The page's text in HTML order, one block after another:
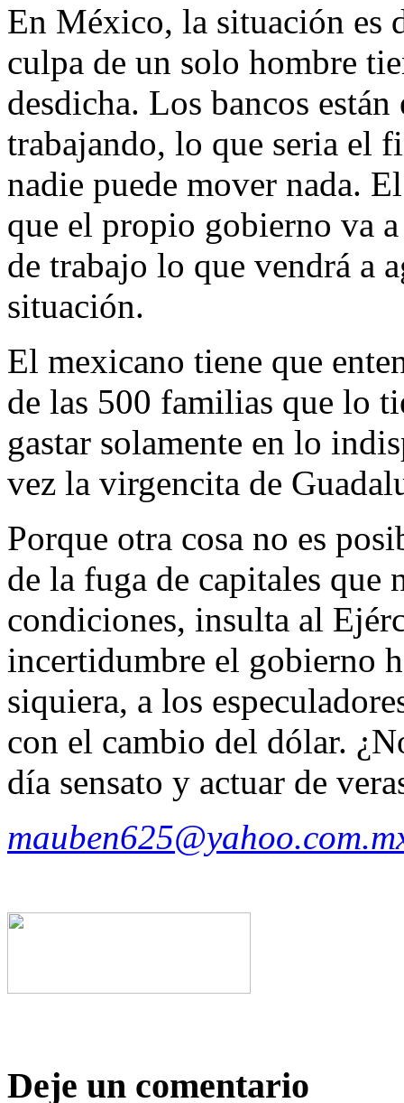
En México, la situación es
culpa de un solo hombre
desdicha. Los bancos
trabajando, lo que seria el
nadie puede mover nada.
que el propio gobierno va a
de trabajo lo que vendrá a
situación.
El mexicano tiene que
de las 500 familias que lo
gastar solamente en lo
vez la virgencita de
Porque otra cosa no es
de la fuga de capitales que
condiciones, insulta al
incertidumbre el gobierno
siquiera, a los
con el cambio del dólar.
día sensato y actuar de
Deje un comentario